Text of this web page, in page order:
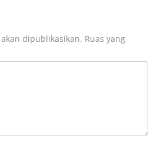
dipublikasikan. Ruas yang